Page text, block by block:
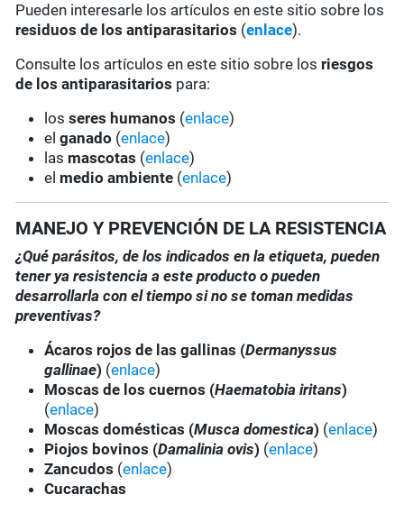
Pueden interesarle los artículos en este sitio sobre los
residuos de los antiparasitarios (enlace).
Consulte los artículos en este sitio sobre los riesgos
de los antiparasitarios para:
losseres humanos (enlace)
elganado (enlace)
las mascotas (enlace)
el medio ambiente (enlace)
MANEJO Y PREVENCIÓN DE LA RESISTENCIA
¿Qué parásitos, de los indicados en la etiqueta, pueden
tener ya resistencia a este producto o pueden
desarrollarla con el tiempo si no se toman medidas
preventivas?
Ácaros rojos de las gallinas (Dermanyssus
gallinae) (enlace)
Moscas de los cuernos (Haematobia iritans)
(enlace)
Moscas domésticas (Musca domestica) (enlace)
Piojos bovinos (Damalinia ovis) (enlace)
Zancudos (enlace)
Cucarachas